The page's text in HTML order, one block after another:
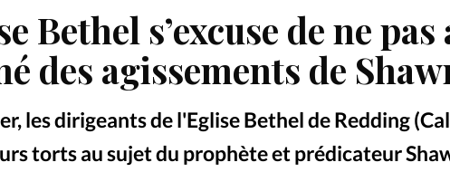
Culture
Monde
Bethel s’excuse de ne
des agissements de
les dirigeants de l'Eglise Bethel de Redding
torts au sujet du prophète et prédicateur